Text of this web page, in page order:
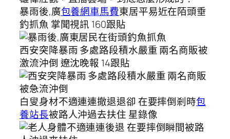
暴雨後,廣包養網車馬費東居平易近在陌頭垂
釣抓魚 掌聞視訊 160跟貼
西安突降暴雨 多處路段積水嚴重 兩名商販被
激流沖倒 遼沈晚報 14跟貼
白叟身材不適連連撤退退卻 在要摔倒剎時包
養站長被路人沖過去扶住 星錄像